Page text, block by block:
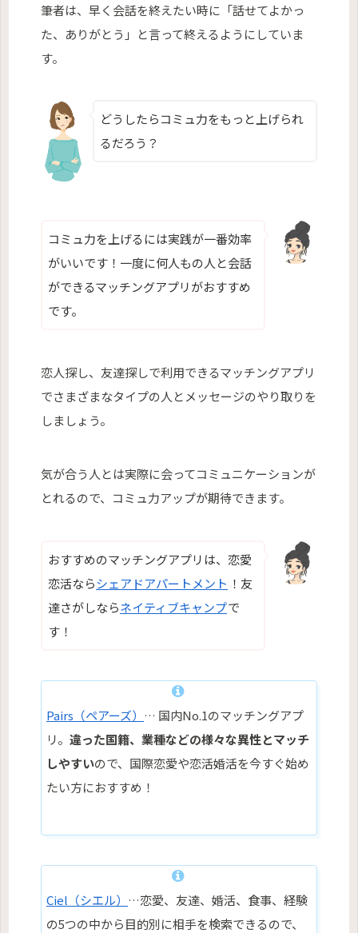
筆者は、早く会話を終えたい時に「話せてよかっ
た、ありがとう」と言って終えるようにしていま
す。
どうしたらコミュ力をもっと上げられ
るだろう？
コミュ力を上げるには実践が一番効率
がいいです！一度に何人もの人と会話
ができるマッチングアプリがおすすめ
です。
恋人探し、友達探しで利用できるマッチングアプリ
でさまざまなタイプの人とメッセージのやり取りを
しましょう。
気が合う人とは実際に会ってコミュニケーションが
とれるので、コミュ力アップが期待できます。
おすすめのマッチングアプリは、恋愛
恋活ならシェアドアパートメント ！友
達さがしならネイティブキャンプで
す！
Pairs（ペアーズ） … 国内No.1のマッチングアプ
リ。 違った国籍、業種などの様々な異性とマッチ
しやすいので、国際恋愛や恋活婚活を今すぐ始め
たい方におすすめ！
Ciel（シエル） …恋愛、友達、婚活、食事、経験
の5つの中から目的別に相手を検索できるので、